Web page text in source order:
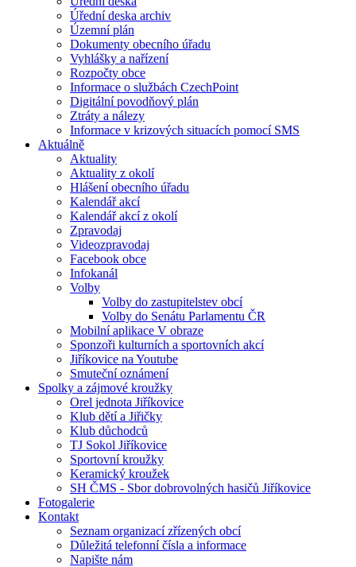
Úřední deska archiv
Územní plán
Dokumenty obecního úřadu
Vyhlášky a nařízení
Rozpočty obce
Informace o službách CzechPoint
Digitální povodňový plán
Ztráty a nálezy
Informace v krizových situacích pomocí SMS
Aktuálně
Aktuality
Aktuality z okolí
Hlášení obecního úřadu
Kalendář akcí
Kalendář akcí z okolí
Zpravodaj
Videozpravodaj
Facebook obce
Infokanál
Volby
Volby do zastupitelstev obcí
Volby do Senátu Parlamentu ČR
Mobilní aplikace V obraze
Sponzoři kulturních a sportovních akcí
Jiříkovice na Youtube
Smuteční oznámení
Spolky a zájmové kroužky
Orel jednota Jiříkovice
Klub dětí a Jiřičky
Klub důchodců
TJ Sokol Jiříkovice
Sportovní kroužky
Keramický kroužek
SH ČMS - Sbor dobrovolných hasičů Jiříkovice
Fotogalerie
Kontakt
Seznam organizací zřízených obcí
Důležitá telefonní čísla a informace
Napište nám